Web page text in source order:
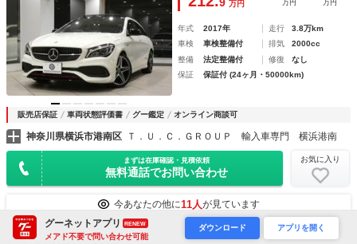
ＬＥＤライト／ＡＭＧスタイリング＆１８ＡＷ／２年保証
万円 万円 万円
年式 2017年 走行
3.8万km
車検
車検整備付 排気
2000cc
整備
法定整備付 修復
なし
保証
保証付 (24ヶ月・50000km)
販売店保証 車両状態評価書 グー鑑定 オンライン商談可
神奈川県横浜市港南区 Ｔ．Ｕ．Ｃ．ＧＲＯＵＰ 輸入車専門 横浜港南
まずは在庫確認・見積依頼
無料通話でお問い合わせ
お気に入り
今あなたの他に11人が見ています
グーネットアプリ RENEW
メアド不要で問い合わせ可能
ダウンロード アプリを開く